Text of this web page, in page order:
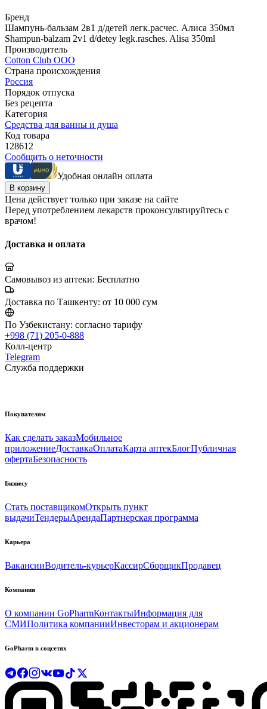
Бренд
Шампунь-бальзам 2в1 д/детей легк.расчес. Алиса 350мл
Shampun-balzam 2v1 d/detey legk.rasches. Alisa 350ml
Производитель
Cotton Club ООО
Страна происхождения
Россия
Порядок отпуска
Без рецепта
Категория
Средства для ванны и душа
Код товара
128612
Сообщить о неточности
Удобная онлайн оплата
В корзину
Цена действует только при заказе на сайте
Перед употреблением лекарств проконсультируйтесь с
врачом!
Доставка и оплата
Самовывоз из аптеки: Бесплатно
Доставка по Ташкенту: от 10 000 сум
По Узбекистану: согласно тарифу
+998 (71) 205-0-888
Колл-центр
Telegram
Служба поддержки
Покупателям
Как сделать заказМобильное
приложениеДоставкаОплатаКарта аптекБлогПубличная
офертаБезопасность
Бизнесу
Стать поставщикомОткрыть пункт
выдачиТендерыАрендаПартнерская программа
Карьера
ВакансииВодитель-курьерКассирСборщикПродавец
Компания
О компании GoPharmКонтактыИнформация для
СМИПолитика компанииИнвесторам и акционерам
GoPharm в соцсетях